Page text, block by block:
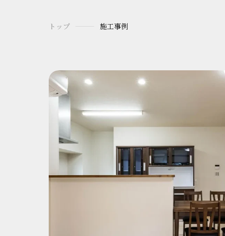
トップ 施工事例